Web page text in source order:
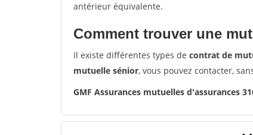
antérieur équivalente.
Comment trouver une
Il existe différentes types de contrat de
mutuelle sénior, vous pouvez contacter,
GMF Assurances mutuelles d'assurances